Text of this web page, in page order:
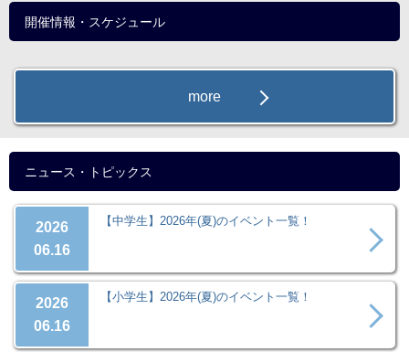
開催情報・スケジュール
more
ニュース・トピックス
2026
06.16
【中学生】2026年(夏)のイベント一覧！
2026
06.16
【小学生】2026年(夏)のイベント一覧！